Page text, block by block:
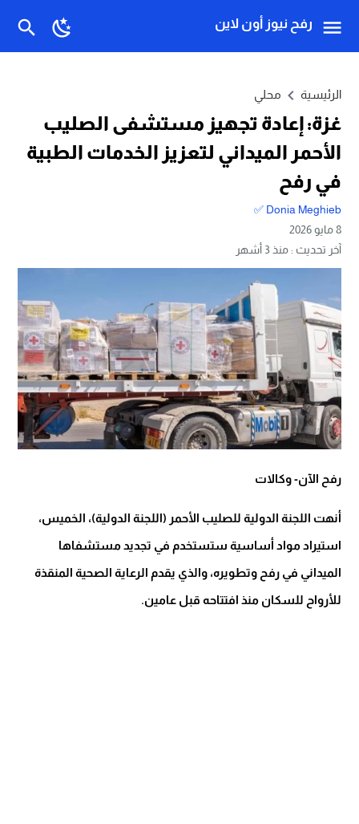
رفح نيوز أون لاين
الرئيسية محلي
غزة: إعادة تجهيز مستشفى الصليب
الأحمر الميداني لتعزيز الخدمات الطبية
في رفح
Donia Meghieb ✅
8 مايو 2026
آخر تحديث :منذ 3 أشهر
رفح الآن- وكالات
أنهت اللجنة الدولية للصليب الأحمر (اللجنة الدولية)، الخميس،
استيراد مواد أساسية ستستخدم في تجديد مستشفاها
الميداني في رفح وتطويره، والذي يقدم الرعاية الصحية المنقذة
للأرواح للسكان منذ افتتاحه قبل عامين.